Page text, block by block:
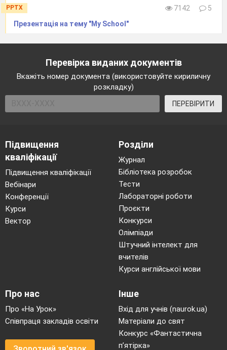
PPTX 7142
5
Презентація на тему "My School"
Перевірка виданих документів
Вкажіть номер документа (використовуйте кириличну
розкладку)
ПЕРЕВІРИТИ
Підвищення
кваліфікації
Підвищення кваліфікації
Вебінари
Конференції
Курси
Вектор
Розділи
Журнал
Бібліотека розробок
Тести
Лабораторні роботи
Проєкти
Конкурси
Олімпіади
Штучний інтелект для
вчителів
Курси англійської мови
Про нас
Про «На Урок»
Співпраця закладів освіти
Інше
Вхід для учнів (naurok.ua)
Матеріали до свят
Конкурс «Фантастична
п’ятірка»